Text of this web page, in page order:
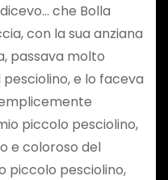
che Bolla
con la sua anziana
passava molto
e lo faceva
piccolo pesciolino,
e coloroso del
piccolo pesciolino,